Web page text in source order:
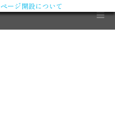
ージ開設について